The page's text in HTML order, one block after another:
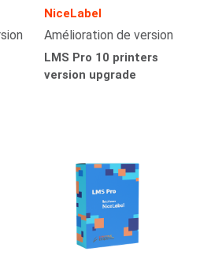
NiceLabel
Amélioration de version
LMS Pro 10 printers
version upgrade